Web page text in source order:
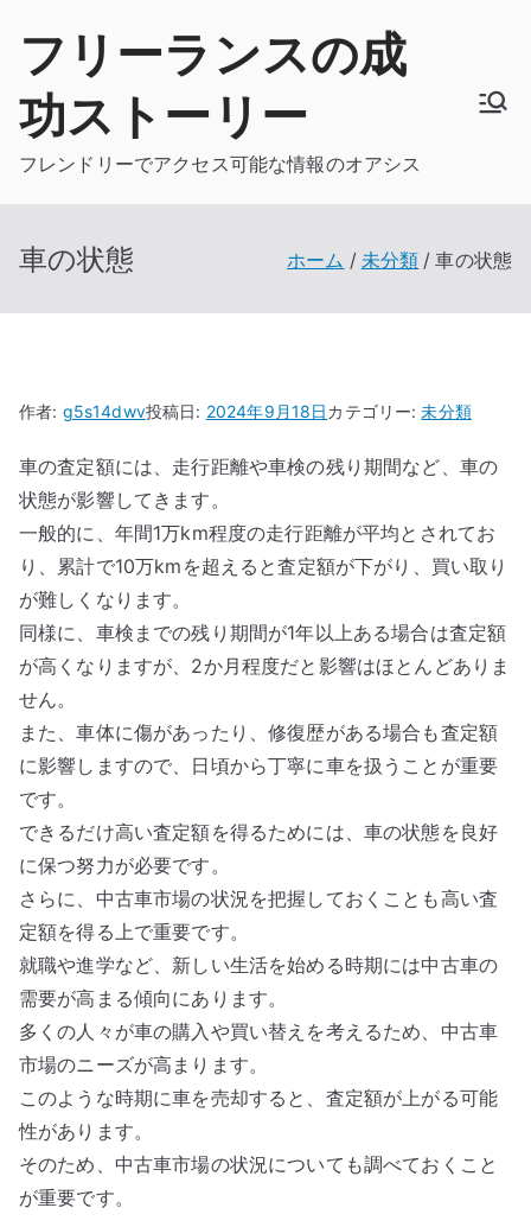
フリーランスの成
功ストーリー
フレンドリーでアクセス可能な情報のオアシス
車の状態 ホーム 未分類 車の状態
作者: g5s14dwv投稿日: 2024年9月18日カテゴリー:未分類
車の査定額には、走行距離や車検の残り期間など、車の
状態が影響してきます。
一般的に、年間1万km程度の走行距離が平均とされてお
り、累計で10万kmを超えると査定額が下がり、買い取り
が難しくなります。
同様に、車検までの残り期間が1年以上ある場合は査定額
が高くなりますが、2か月程度だと影響はほとんどありま
せん。
また、車体に傷があったり、修復歴がある場合も査定額
に影響しますので、日頃から丁寧に車を扱うことが重要
です。
できるだけ高い査定額を得るためには、車の状態を良好
に保つ努力が必要です。
さらに、中古車市場の状況を把握しておくことも高い査
定額を得る上で重要です。
就職や進学など、新しい生活を始める時期には中古車の
需要が高まる傾向にあります。
多くの人々が車の購入や買い替えを考えるため、中古車
市場のニーズが高まります。
このような時期に車を売却すると、査定額が上がる可能
性があります。
そのため、中古車市場の状況についても調べておくこと
が重要です。